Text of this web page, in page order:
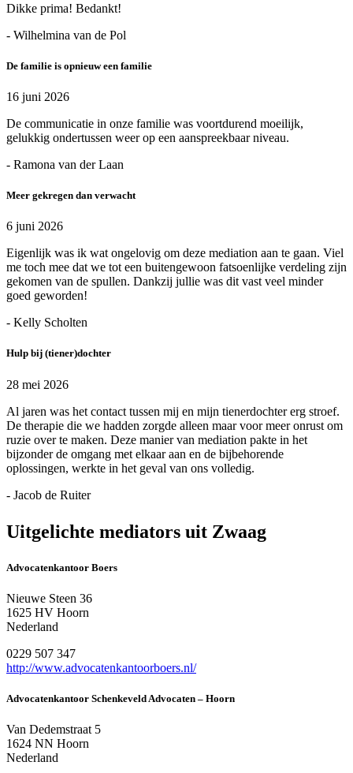
Dikke prima! Bedankt!
- Wilhelmina van de Pol
De familie is opnieuw een familie
16 juni 2026
De communicatie in onze familie was voortdurend moeilijk,
gelukkig ondertussen weer op een aanspreekbaar niveau.
- Ramona van der Laan
Meer gekregen dan verwacht
6 juni 2026
Eigenlijk was ik wat ongelovig om deze mediation aan te gaan. Viel
me toch mee dat we tot een buitengewoon fatsoenlijke verdeling zijn
gekomen van de spullen. Dankzij jullie was dit vast veel minder
goed geworden!
- Kelly Scholten
Hulp bij (tiener)dochter
28 mei 2026
Al jaren was het contact tussen mij en mijn tienerdochter erg stroef.
De therapie die we hadden zorgde alleen maar voor meer onrust om
ruzie over te maken. Deze manier van mediation pakte in het
bijzonder de omgang met elkaar aan en de bijbehorende
oplossingen, werkte in het geval van ons volledig.
- Jacob de Ruiter
Uitgelichte mediators uit Zwaag
Advocatenkantoor Boers
Nieuwe Steen 36
1625 HV Hoorn
Nederland
0229 507 347
http://www.advocatenkantoorboers.nl/
Advocatenkantoor Schenkeveld Advocaten – Hoorn
Van Dedemstraat 5
1624 NN Hoorn
Nederland